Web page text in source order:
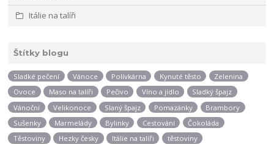
Itálie na talíři
Štítky blogu
Sladké pečení Vánoce Polívkárna Kynuté těsto
Zelenina
Ovoce
Maso na talíři Pečivo Víno a jídlo
Sladký špajz
Vánoční
Velikonoce Slaný špajz Pomazánky
Brambory
Sušenky
Marmelády Bylinky Cestování
Čokoláda
Těstoviny
Hezky česky Itálie na talíři těstoviny